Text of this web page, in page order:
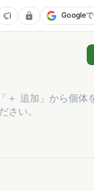
Google
＋ 追加」から個体
さい。